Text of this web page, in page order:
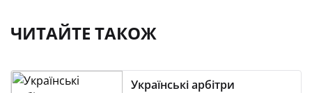
ЧИТАЙТЕ ТАКОЖ
Українські арбітри